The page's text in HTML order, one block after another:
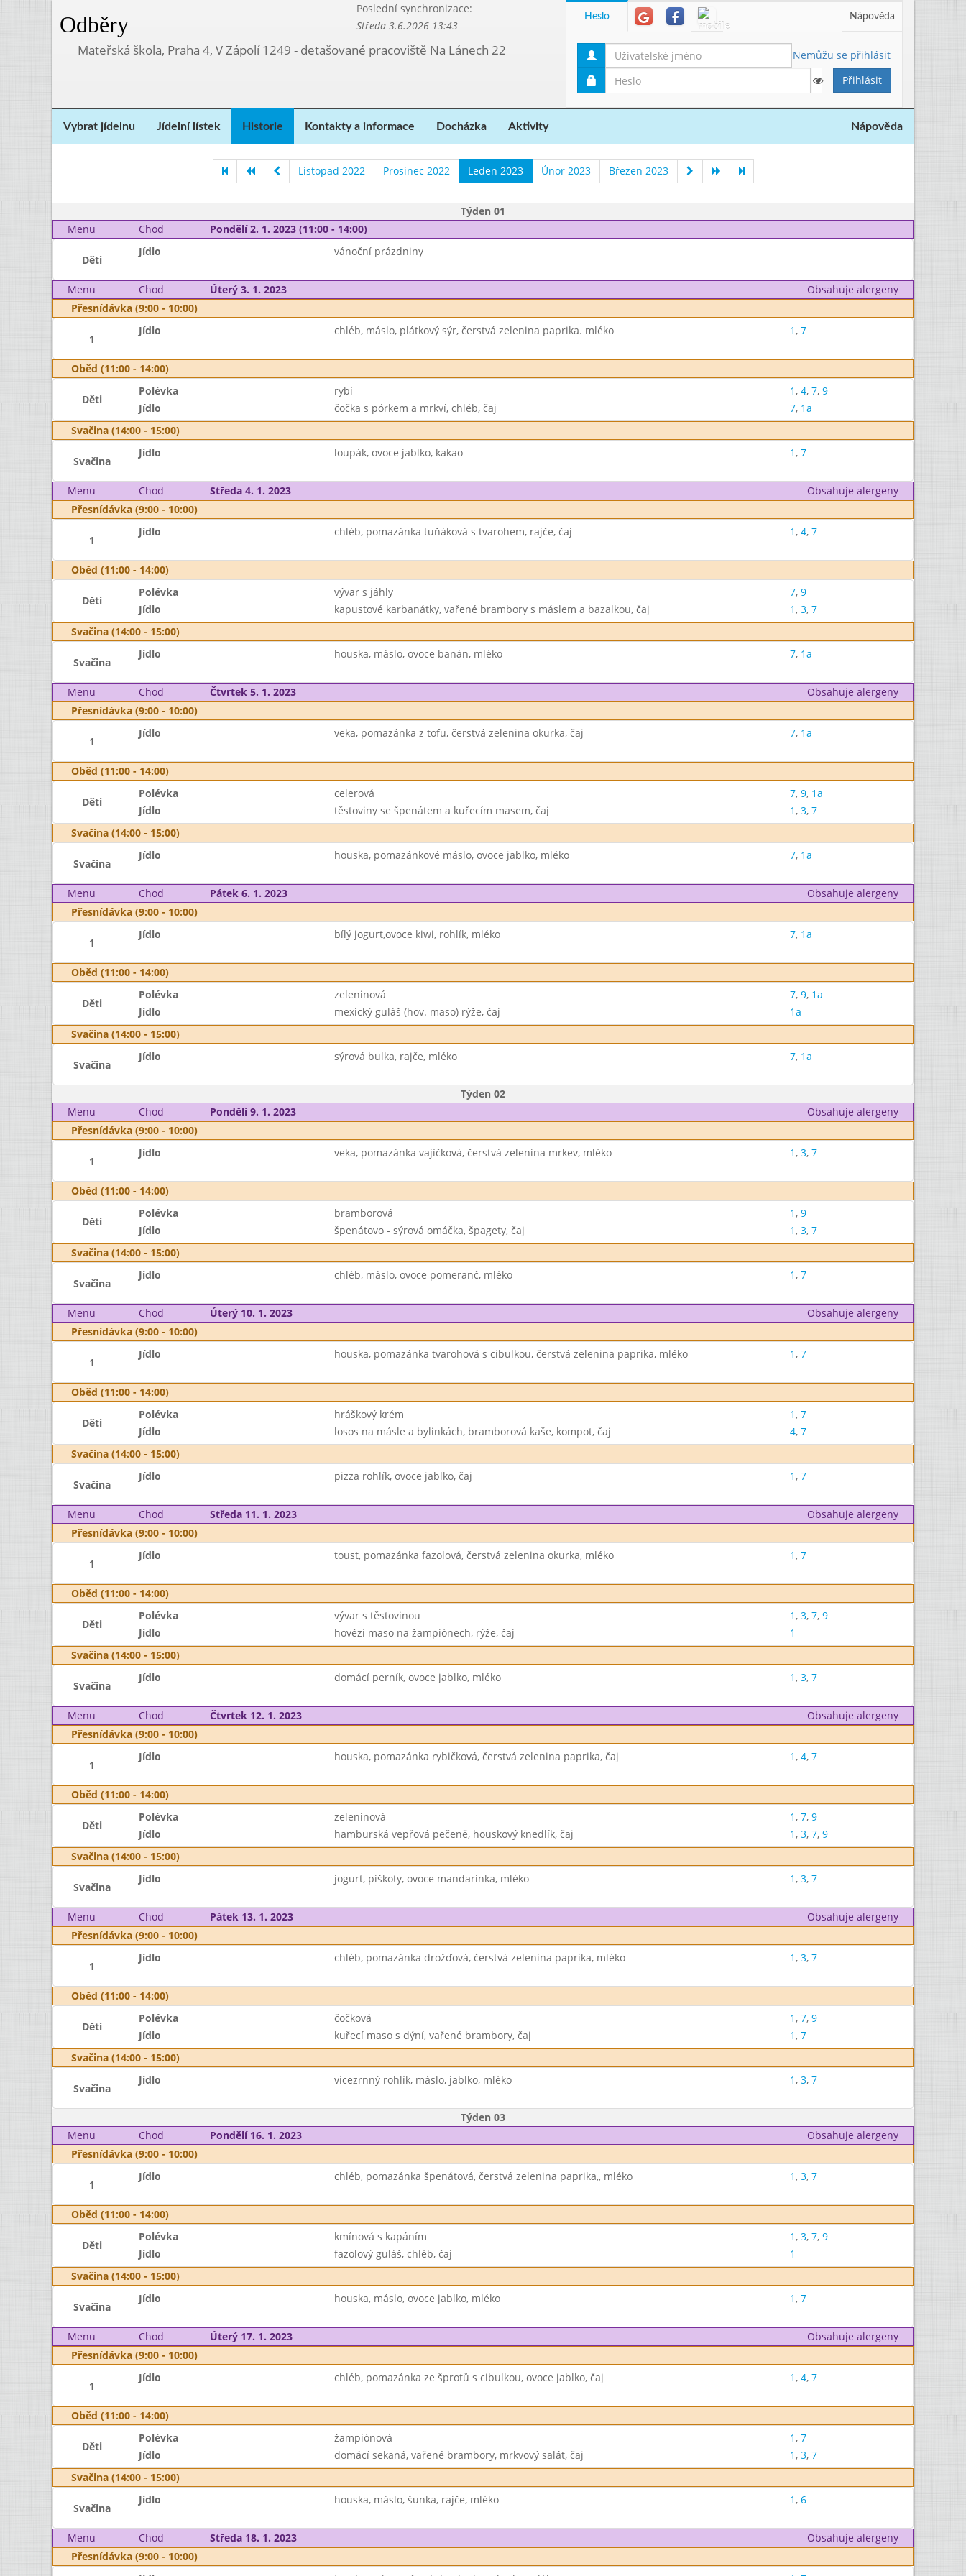
Odběry
Poslední synchronizace:
Středa 3.6.2026 13:43
Mateřská škola, Praha 4, V Zápolí 1249 - detašované pracoviště Na Lánech 22
Heslo Nápověda
Nemůžu se přihlásit
Vybrat jídelnu Jídelní lístek Historie Kontakty a informace Docházka Aktivity Nápověda
Listopad 2022 Prosinec 2022 Leden 2023 Únor 2023 Březen 2023
Týden 01
Menu
Chod Pondělí 2. 1. 2023 (11:00 - 14:00)
Děti
Jídlo vánoční prázdniny
Menu Chod Úterý 3. 1. 2023
Obsahuje alergeny
Přesnídávka (9:00 - 10:00)
1
Jídlo chléb, máslo, plátkový sýr, čerstvá zelenina paprika. mléko 1, 7
Oběd (11:00 - 14:00)
Děti
Polévka rybí 1, 4, 7, 9
Jídlo
čočka s pórkem a mrkví, chléb, čaj 7, 1a
Svačina (14:00 - 15:00)
Svačina
Jídlo loupák, ovoce jablko, kakao 1, 7
Menu Chod Středa 4. 1. 2023
Obsahuje alergeny
Přesnídávka (9:00 - 10:00)
1
Jídlo chléb, pomazánka tuňáková s tvarohem, rajče, čaj 1, 4, 7
Oběd (11:00 - 14:00)
Děti
Polévka vývar s jáhly 7, 9
Jídlo
kapustové karbanátky, vařené brambory s máslem a bazalkou, čaj 1, 3, 7
Svačina (14:00 - 15:00)
Svačina
Jídlo houska, máslo, ovoce banán, mléko 7, 1a
Menu Chod Čtvrtek 5. 1. 2023
Obsahuje alergeny
Přesnídávka (9:00 - 10:00)
1
Jídlo veka, pomazánka z tofu, čerstvá zelenina okurka, čaj 7, 1a
Oběd (11:00 - 14:00)
Děti
Polévka celerová 7, 9, 1a
Jídlo
těstoviny se špenátem a kuřecím masem, čaj 1, 3, 7
Svačina (14:00 - 15:00)
Svačina
Jídlo houska, pomazánkové máslo, ovoce jablko, mléko 7, 1a
Menu Chod Pátek 6. 1. 2023
Obsahuje alergeny
Přesnídávka (9:00 - 10:00)
1
Jídlo bílý jogurt,ovoce kiwi, rohlík, mléko 7, 1a
Oběd (11:00 - 14:00)
Děti
Polévka zeleninová 7, 9, 1a
Jídlo
mexický guláš (hov. maso) rýže, čaj
1a
Svačina (14:00 - 15:00)
Svačina
Jídlo sýrová bulka, rajče, mléko 7, 1a
Týden 02
Menu
Chod Pondělí 9. 1. 2023
Obsahuje alergeny
Přesnídávka (9:00 - 10:00)
1
Jídlo veka, pomazánka vajíčková, čerstvá zelenina mrkev, mléko 1, 3, 7
Oběd (11:00 - 14:00)
Děti
Polévka bramborová 1, 9
Jídlo
špenátovo - sýrová omáčka, špagety, čaj 1, 3, 7
Svačina (14:00 - 15:00)
Svačina
Jídlo chléb, máslo, ovoce pomeranč, mléko 1, 7
Menu Chod Úterý 10. 1. 2023
Obsahuje alergeny
Přesnídávka (9:00 - 10:00)
1
Jídlo houska, pomazánka tvarohová s cibulkou, čerstvá zelenina paprika, mléko 1, 7
Oběd (11:00 - 14:00)
Děti
Polévka hráškový krém 1, 7
Jídlo
losos na másle a bylinkách, bramborová kaše, kompot, čaj 4, 7
Svačina (14:00 - 15:00)
Svačina
Jídlo pizza rohlík, ovoce jablko, čaj 1, 7
Menu Chod Středa 11. 1. 2023
Obsahuje alergeny
Přesnídávka (9:00 - 10:00)
1
Jídlo toust, pomazánka fazolová, čerstvá zelenina okurka, mléko 1, 7
Oběd (11:00 - 14:00)
Děti
Polévka vývar s těstovinou 1, 3, 7, 9
Jídlo
hovězí maso na žampiónech, rýže, čaj
1
Svačina (14:00 - 15:00)
Svačina
Jídlo domácí perník, ovoce jablko, mléko 1, 3, 7
Menu Chod Čtvrtek 12. 1. 2023
Obsahuje alergeny
Přesnídávka (9:00 - 10:00)
1
Jídlo houska, pomazánka rybičková, čerstvá zelenina paprika, čaj 1, 4, 7
Oběd (11:00 - 14:00)
Děti
Polévka zeleninová 1, 7, 9
Jídlo
hamburská vepřová pečeně, houskový knedlík, čaj 1, 3, 7, 9
Svačina (14:00 - 15:00)
Svačina
Jídlo jogurt, piškoty, ovoce mandarinka, mléko 1, 3, 7
Menu Chod Pátek 13. 1. 2023
Obsahuje alergeny
Přesnídávka (9:00 - 10:00)
1
Jídlo chléb, pomazánka drožďová, čerstvá zelenina paprika, mléko 1, 3, 7
Oběd (11:00 - 14:00)
Děti
Polévka čočková 1, 7, 9
Jídlo
kuřecí maso s dýní, vařené brambory, čaj 1, 7
Svačina (14:00 - 15:00)
Svačina
Jídlo vícezrnný rohlík, máslo, jablko, mléko 1, 3, 7
Týden 03
Menu
Chod Pondělí 16. 1. 2023
Obsahuje alergeny
Přesnídávka (9:00 - 10:00)
1
Jídlo chléb, pomazánka špenátová, čerstvá zelenina paprika,, mléko 1, 3, 7
Oběd (11:00 - 14:00)
Děti
Polévka kmínová s kapáním 1, 3, 7, 9
Jídlo
fazolový guláš, chléb, čaj
1
Svačina (14:00 - 15:00)
Svačina
Jídlo houska, máslo, ovoce jablko, mléko 1, 7
Menu Chod Úterý 17. 1. 2023
Obsahuje alergeny
Přesnídávka (9:00 - 10:00)
1
Jídlo chléb, pomazánka ze šprotů s cibulkou, ovoce jablko, čaj 1, 4, 7
Oběd (11:00 - 14:00)
Děti
Polévka žampiónová 1, 7
Jídlo
domácí sekaná, vařené brambory, mrkvový salát, čaj 1, 3, 7
Svačina (14:00 - 15:00)
Svačina
Jídlo houska, máslo, šunka, rajče, mléko 1, 6
Menu Chod Středa 18. 1. 2023
Obsahuje alergeny
Přesnídávka (9:00 - 10:00)